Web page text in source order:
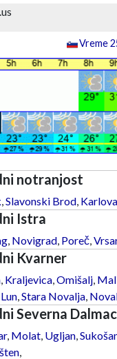
.us
Vreme
notranjost
Slavonski Brod,
Istra
, Novigrad, Poreč,
Kvarner
, Kraljevica, Omišalj,
Lun, Stara Novalja,
Severna
, Molat, Ugljan,
,